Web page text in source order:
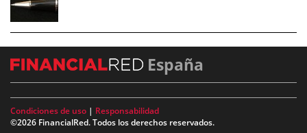
España
Condiciones de uso | Responsabilidad
©2026 FinancialRed. Todos los derechos reservados.